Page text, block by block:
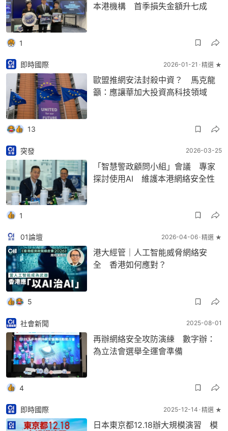
本港機構 首季損失金額升七成
1
即時國際 2026-01-21 精選 ★
歐盟推網安法封殺中資？ 馬克龍
籲：應讓華加大投資高科技領域
13
突發 2026-03-25
「智慧警政顧問小組」會議 專家
探討使用AI 維護本港網絡安全性
1
01論壇 2026-04-06 精選 ★
港大經管｜人工智能威脅網絡安
全 香港如何應對？
5
社會新聞 2025-08-01
再辦網絡安全攻防演練 數字辦：
為立法會選舉全運會準備
4
即時國際 2025-12-14 精選 ★
日本東京都12.18辦大規模演習 模